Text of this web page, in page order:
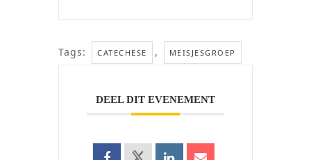
Tags: CATECHESE , MEISJESGROEP
DEEL DIT EVENEMENT